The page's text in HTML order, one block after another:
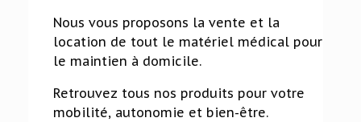
Nous vous proposons la vente et la
location de tout le matériel médical pour
le maintien à domicile.
Retrouvez tous nos produits pour votre
mobilité, autonomie et bien-être.